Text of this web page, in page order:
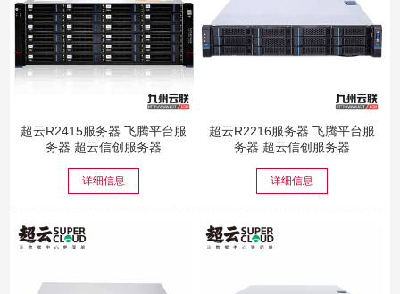
超云R2415服务器 飞腾平台服
务器 超云信创服务器
详细信息
超云R2216服务器 飞腾平台服
务器 超云信创服务器
详细信息